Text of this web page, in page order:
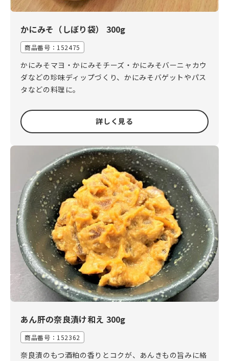
かにみそ（しぼり袋） 300g
商品番号： 152475
かにみそマヨ・かにみそチーズ・かにみそバーニャカウ
ダなどの珍味ディップづくり、かにみそバゲットやパス
タなどの料理に。
詳しく見る
あん肝の奈良漬け和え 300g
商品番号： 152362
奈良漬のもつ酒粕の香りとコクが、あんきもの旨みに絡